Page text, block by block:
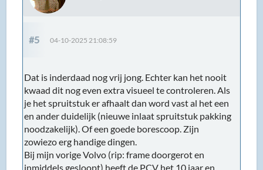
#5 04-10-2025 21:08:59
Dat is inderdaad nog vrij jong. Echter kan het nooit
kwaad dit nog even extra visueel te controleren. Als
je het spruitstuk er afhaalt dan word vast al het een
en ander duidelijk (nieuwe inlaat spruitstuk pakking
noodzakelijk). Of een goede borescoop. Zijn
zowiezo erg handige dingen.
Bij mijn vorige Volvo (rip: frame doorgerot en
inmiddels gesloopt) heeft de PCV het 10 jaar en